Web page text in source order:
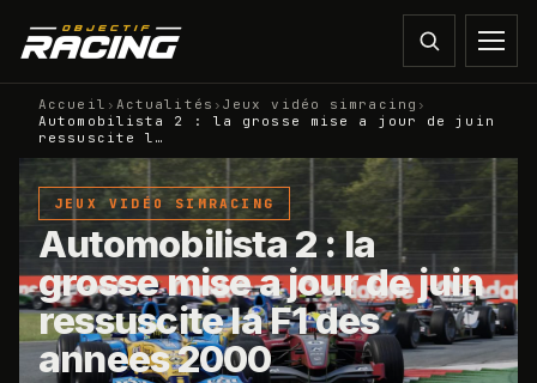
Accueil › Actualités › Jeux vidéo simracing ›
Automobilista 2 : la grosse mise a jour de juin
ressuscite l…
JEUX VIDÉO SIMRACING
Automobilista 2 : la
grosse mise a jour de juin
ressuscite la F1 des
annees 2000